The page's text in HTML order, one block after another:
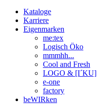
Kataloge
Karriere
Eigenmarken
me:tex
Logisch Öko
mmmhh...
Cool and Fresh
LOGO & [I´KU]
e-one
factory
beWIRken